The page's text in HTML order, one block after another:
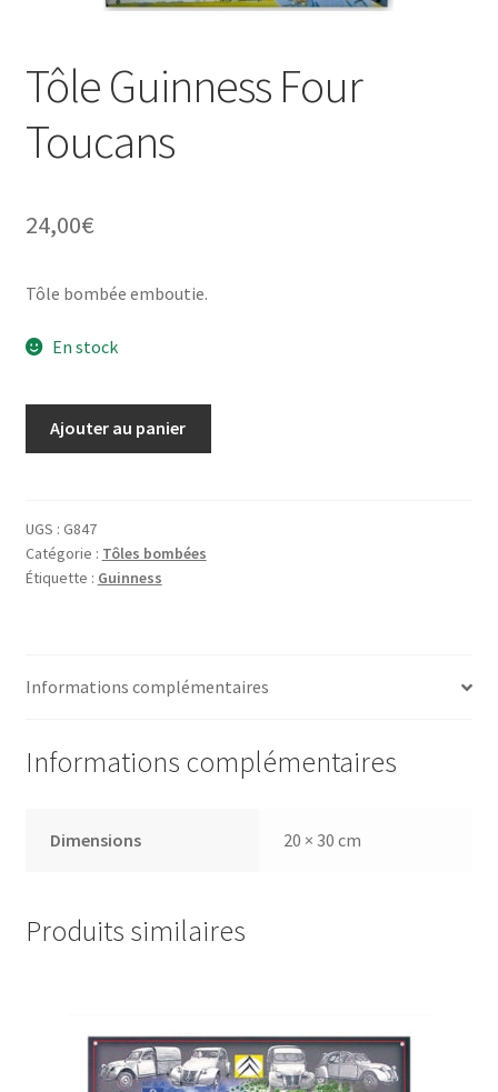
Tôle Guinness Four
Toucans
24,00€
Tôle bombée emboutie.
En stock
Four
Toucans
Ajouter au panier
UGS : G847
Catégorie : Tôles bombées
Étiquette : Guinness
Informations complémentaires
Informations complémentaires
Dimensions 20 × 30 cm
Produits similaires